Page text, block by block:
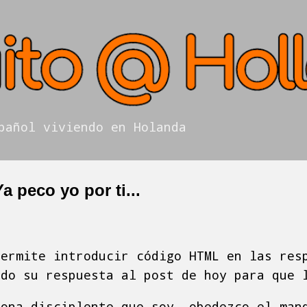
viviendo en Holanda
peco yo por ti...
introducir código HTML en las
su respuesta al post de hoy para